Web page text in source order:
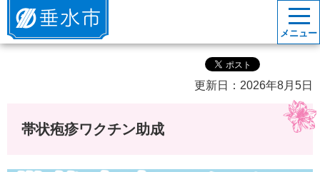
垂水市
メニュー
更新日：2026年8月5日
帯状疱疹ワクチン助成